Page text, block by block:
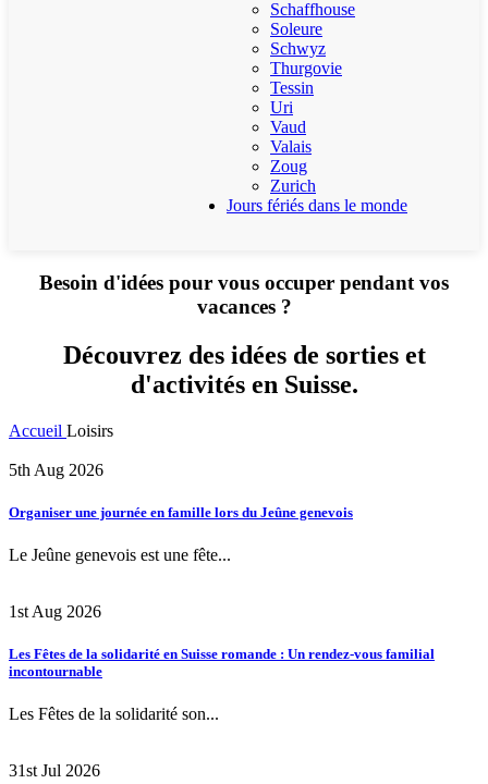
Schaffhouse
Soleure
Schwyz
Thurgovie
Tessin
Uri
Vaud
Valais
Zoug
Zurich
Jours fériés dans le monde
Besoin d'idées pour vous occuper pendant vos
vacances ?
Découvrez des idées de sorties et
d'activités en Suisse.
Accueil Loisirs
5th Aug 2026
Organiser une journée en famille lors du Jeûne genevois
Le Jeûne genevois est une fête...
1st Aug 2026
Les Fêtes de la solidarité en Suisse romande : Un rendez-vous familial
incontournable
Les Fêtes de la solidarité son...
31st Jul 2026